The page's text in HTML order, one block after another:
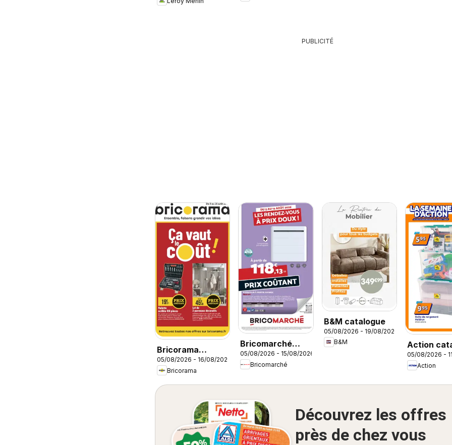
PUBLICITÉ
Bricorama
catalogue
05/08/2026 - 16/08/2026
Bricorama
Bricomarché
catalogue
05/08/2026 - 15/08/2026
Bricomarché
B&M catalogue
05/08/2026 - 19/08/2026
B&M
Action
05/08/2026 -
Action
Découvrez les offres
près de chez vous